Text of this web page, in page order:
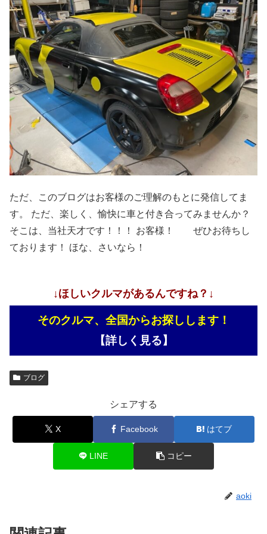
ただ、このブログはお客様のご理解のもとに発信してま
す。 ただ、楽しく、愉快に車と付き合ってみませんか？
そこは、当社天才です！！！ お客様！ ぜひお待ちし
ております！ ほな、さいなら！
↓ほしいクルマがあるんですね？↓
そのクルマ、全国からお探しします！
【詳しく見る】
ブログ
シェアする
X Facebook はてブ
LINE コピー
aoki